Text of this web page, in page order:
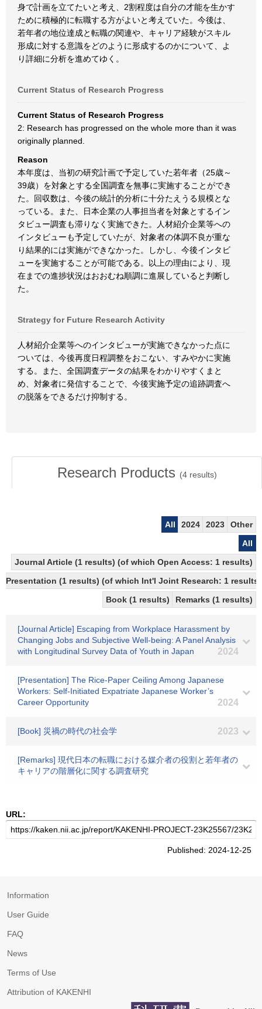
身で計画を立てたいと考え、2割程度は自分の才能を生かす
ために積極的に転職する方がよいと考えていた。今後は、
若年者の地位達成と転職の関連や、キャリア経験がスキル
形成に対する意識をどのように形成するのかについて、よ
り詳細に分析を進めてゆく。
Current Status of Research Progress
Current Status of Research Progress
2: Research has progressed on the whole more than it was
originally planned.
Reason
本年度は、当初の研究計画で予定していた若年者（25歳～
39歳）を対象とする全国調査を無事に実施することができ
た。回収数は、今後の統計的分析に十分たえうる規模とな
っている。また、日本企業の人事担当者を対象とするイン
タビュー調査も滞りなく実施できた。人材紹介企業等への
インタビューも予定していたが、対象者の体調不良が重な
り結果的には実施ができなかった。しかし、今後インタビ
ューを実施することが可能である。以上の理由により、現
在までの進捗状況はおおむね順調に進展していると判断し
た。
Strategy for Future Research Activity
人材紹介企業等へのインタビューが実施できなかった点に
ついては、今後再度日程調整をおこない、すみやかに実施
する。また、全国調査データの結果をわかりやすくまと
め、対象者に発信することで、今後実施予定の追跡調査へ
の脱落をできるだけ抑制する。
Research Products (4results)
All 2024 2023
Other
All
Journal Article (1 results) (of which Open Access: 1 results)
Presentation (1 results) (of which Int'l Joint Research: 1 results)
Book (1 results)
Remarks (1 results)
[Journal Article] Escaping from Workplace Harassment by
Changing Jobs and Subjective Well-being: A Panel Analysis
with Longitudinal Survey Data of Youth in Japan
2024
[Presentation] The Rice-Paper Ceiling Among Japanese
Workers: Self-Initiated Expatriate Japanese Worker’s
Career Opportunity
2024
[Book] 災禍の時代の社会学 2023
[Remarks] 現代日本の転職における媒介者の役割と若年者の
キャリアの階層化に関する調査研究
URL:
Published: 2024-12-25
Information
User Guide
FAQ
News
Terms of Use
Attribution of KAKENHI